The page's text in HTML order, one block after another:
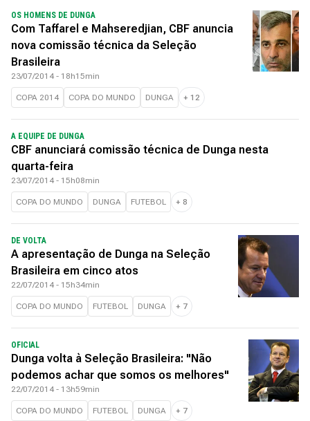
OS HOMENS DE DUNGA
Com Taffarel e Mahseredjian, CBF anuncia
nova comissão técnica da Seleção
Brasileira
23/07/2014 - 18h15min
COPA 2014 COPA DO MUNDO DUNGA + 12
A EQUIPE DE DUNGA
CBF anunciará comissão técnica de Dunga nesta
quarta-feira
23/07/2014 - 15h08min
COPA DO MUNDO DUNGA FUTEBOL + 8
DE VOLTA
A apresentação de Dunga na Seleção
Brasileira em cinco atos
22/07/2014 - 15h34min
COPA DO MUNDO FUTEBOL DUNGA + 7
OFICIAL
Dunga volta à Seleção Brasileira: "Não
podemos achar que somos os melhores"
22/07/2014 - 13h59min
COPA DO MUNDO FUTEBOL DUNGA + 7